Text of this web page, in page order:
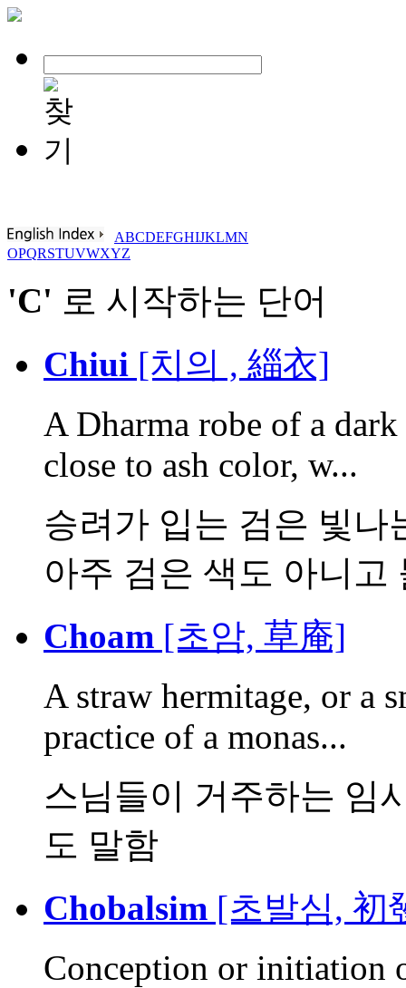
ABCDEFGHIJKLMN
OPQRSTUVWXYZ
'C' 로 시작하는 단어
Chiui [치의 , 緇衣]
A Dharma robe of a
close to ash color, w...
승려가 입는 검은 빛나
아주 검은 색도 아니고
Choam [초암, 草庵]
A straw hermitage, or a
practice of a monas...
스님들이 거주하는 임
도 말함
Chobalsim [초발심, 初
Conception or initiation